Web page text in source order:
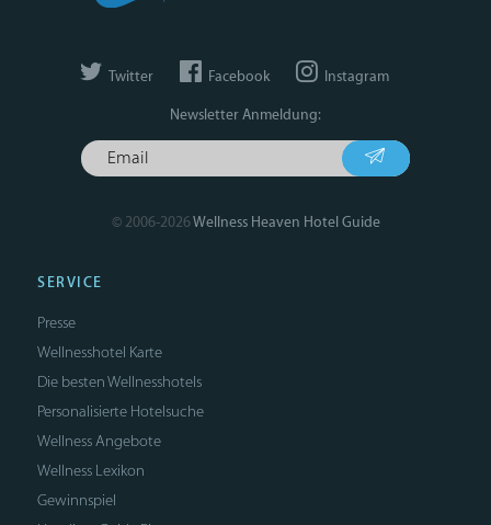
Twitter Facebook Instagram
Newsletter Anmeldung:
© 2006-2026Wellness Heaven Hotel Guide
SERVICE
Presse
Wellnesshotel Karte
Die besten Wellnesshotels
Personalisierte Hotelsuche
Wellness Angebote
Wellness Lexikon
Gewinnspiel